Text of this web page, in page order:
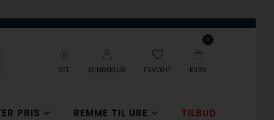
SET KUNDEKLUB FAVORIT
0
KURV
PRIS REMME TIL URE TILBUD